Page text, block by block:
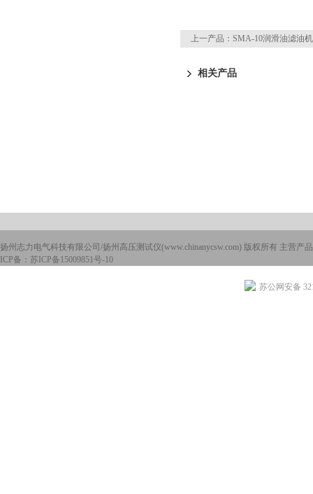
上一产品： SMA-10润滑油滤油机
相关产品
扬州志力电气科技有限公司/扬州高压测试仪(www.chinanycsw.com) 版权所有 主营产
ICP备： 苏ICP备15009851号-10
苏公网安备